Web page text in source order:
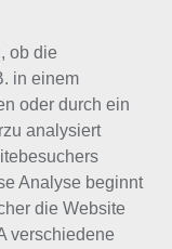
ob die
in einem
oder durch ein
analysiert
Analyse beginnt
die Website
verschiedene